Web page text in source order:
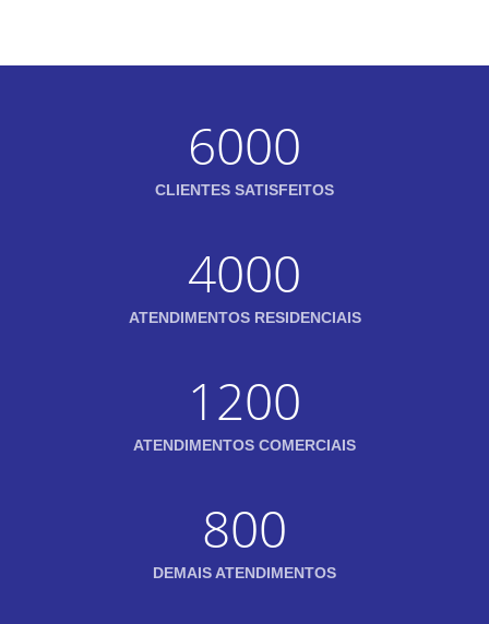
6000
CLIENTES SATISFEITOS
4000
ATENDIMENTOS RESIDENCIAIS
1200
ATENDIMENTOS COMERCIAIS
800
DEMAIS ATENDIMENTOS